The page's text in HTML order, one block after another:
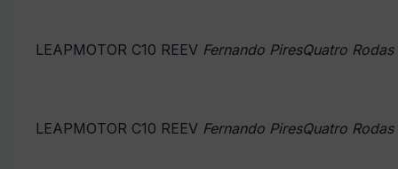
LEAPMOTOR C10 REEV Fernando PiresQuatro Rodas
LEAPMOTOR C10 REEV Fernando PiresQuatro Rodas